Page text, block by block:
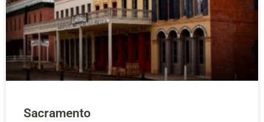
Sacramento